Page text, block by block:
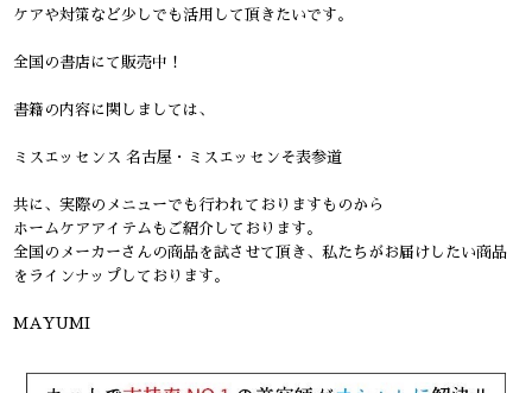
ケアや対策など少しでも活用して頂きたいです。
全国の書店にて販売中！
書籍の内容に関しましては、
ミスエッセンス 名古屋・ミスエッセンそ表参道
共に、実際のメニューでも行われておりますものから
ホームケアアイテムもご紹介しております。
全国のメーカーさんの商品を試させて頂き、私たちがお届けしたい商品
をラインナップしております。
MAYUMI